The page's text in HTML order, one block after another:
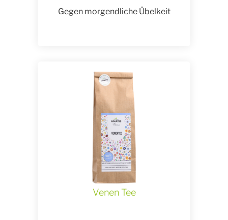
Gegen morgendliche Übelkeit
Venen Tee